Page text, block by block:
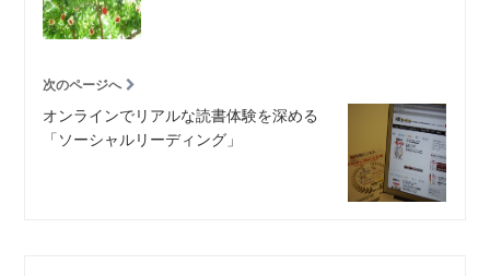
次のページへ
オンラインでリアルな読書体験を深める
「ソーシャルリーディング」